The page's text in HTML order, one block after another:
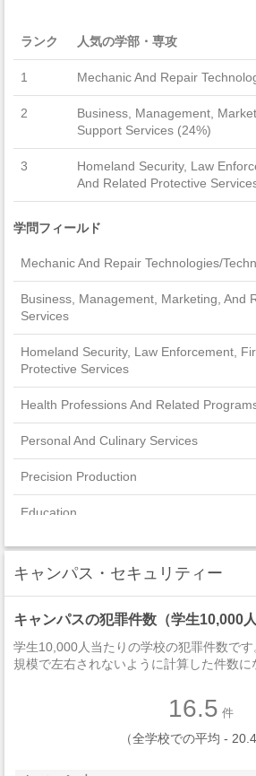
ランク 人気の学部・専攻
1 Mechanic And Repair
2
Business, Management,
Support Services (24%)
3
Homeland Security, Law
And Related Protective
学問フィールド
Mechanic And Repair Technologies/
Business, Management, Marketing, And
Services
Homeland Security, Law Enforcement,
Protective Services
Health Professions And Related
Personal And Culinary Services
Precision Production
Education
Family And Consumer Sciences/Human
Construction Trades
Transportation And Materials Moving
Computer And Information Sciences And
キャンパス・セキュリティー
キャンパスの犯罪件数（学生10,000人
学生10,000人当たりの学校の犯罪件数で
規模で左右されないように計算した件数に
16.5 件
（全学校での平均 - 20.4